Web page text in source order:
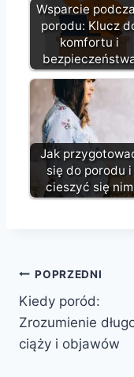
Wsparcie
porodu: Klucz
komfortu i
Jak
się do porodu i
cieszyć się nim
Nawigacja
wpisu
POPRZEDNI
Kiedy poród:
Zrozumienie
ciąży i objawów